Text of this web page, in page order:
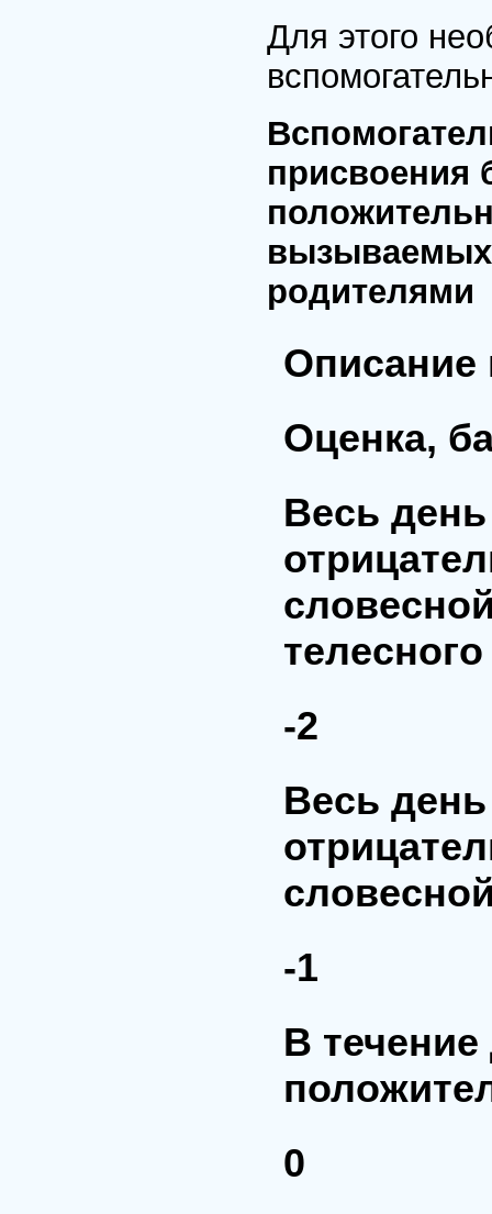
Для этого
присвоения
вызываемых
родителями
Описание
Оценка,
Весь
-2
Весь
-1
В
0